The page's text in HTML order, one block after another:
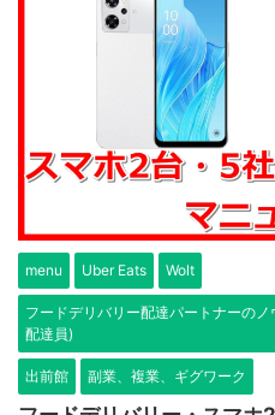
menu Uber Eats Wolt
フードデリバリー配達パートナーの
配達員)
出前館 副業、複業、ギグワーク